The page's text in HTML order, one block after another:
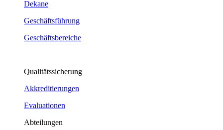
Dekane
Geschäftsführung
Geschäftsbereiche
Qualitätssicherung
Akkreditierungen
Evaluationen
Abteilungen